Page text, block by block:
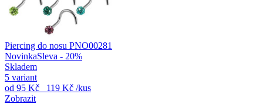
Piercing do nosu PNO00281
NovinkaSleva - 20%
Skladem
5 variant
od 95 Kč 119 Kč /kus
Zobrazit